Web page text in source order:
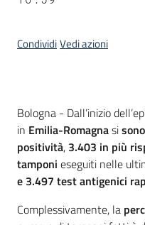
CondividiVedi azioni
Contenuto
Bologna - Dall’inizio
in Emilia-Romagnasi
positività, 3.403 in più
tamponi eseguiti nelle
e 3.497 test antigenici
Complessivamente, la